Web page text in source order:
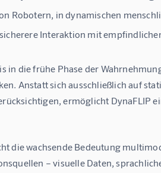
Robotern, in dynamischen
Interaktion mit
in die frühe Phase der
Anstatt sich ausschließlich auf
ermöglicht DynaFLIP
die wachsende Bedeutung
– visuelle Daten,